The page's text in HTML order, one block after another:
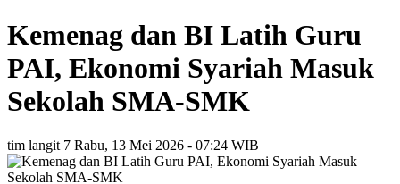
Kemenag dan BI Latih Guru
PAI, Ekonomi Syariah Masuk
Sekolah SMA-SMK
tim langit 7 Rabu, 13 Mei 2026 - 07:24 WIB